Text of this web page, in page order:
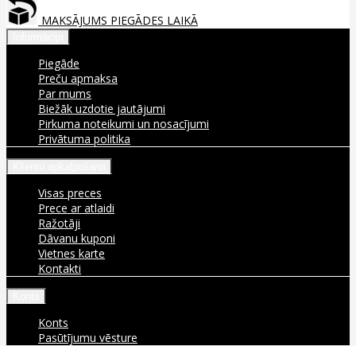
MAKSĀJUMS PIEGĀDES LAIKĀ
Piegāde
Preču apmaksa
Par mums
Biežāk uzdotie jautājumi
Pirkuma noteikumi un nosacījumi
Privātuma politika
Visas preces
Prece ar atlaidi
Ražotāji
Dāvanu kuponi
Vietnes karte
Kontakti
Konts
Pasūtījumu vēsture